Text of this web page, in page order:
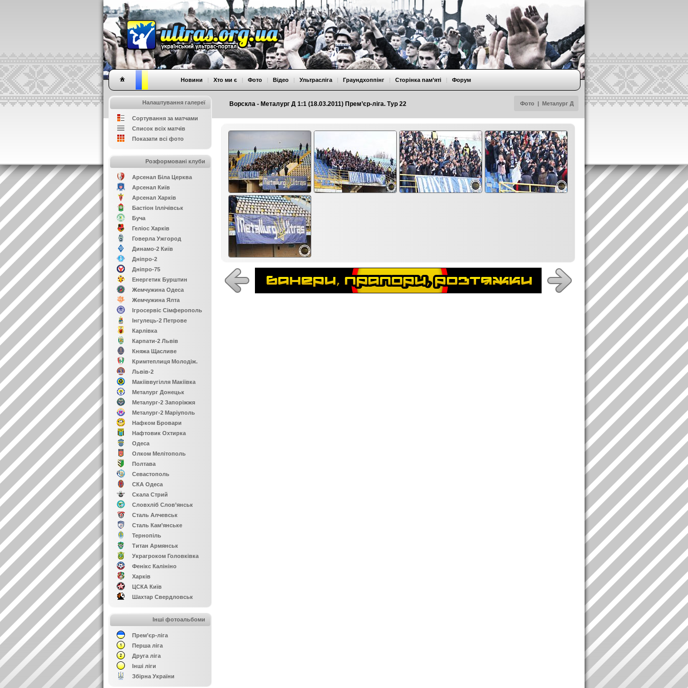
Ворскла - Металург Д 1:1 (18.03.2011) Прем’єр-ліга. Тур 22 Фото | Металург Д
Новини | Хто ми є | Фото | Відео | Ультрасліга | Граундхоппінг | Сторінка пам’яті | Форум
Налаштування галереї
Сортування за матчами
Список всіх матчів
Показати всі фото
Розформовані клуби
Арсенал Біла Церква
Арсенал Київ
Арсенал Харків
Бастіон Іллічівськ
Буча
Геліос Харків
Говерла Ужгород
Динамо-2 Київ
Дніпро-2
Дніпро-75
Енергетик Бурштин
Жемчужина Одеса
Жемчужина Ялта
Ігросервіс Сімферополь
Інгулець-2 Петрове
Карлівка
Карпати-2 Львів
Княжа Щасливе
Кримтеплиця Молодіж.
Львів-2
Макіїввугілля Макіївка
Металург Донецьк
Металург-2 Запоріжжя
Металург-2 Маріуполь
Нафком Бровари
Нафтовик Охтирка
Одеса
Олком Мелітополь
Полтава
Севастополь
СКА Одеса
Скала Стрий
Словхліб Слов’янськ
Сталь Алчевськ
Сталь Кам’янське
Тернопіль
Титан Армянськ
Украгроком Головківка
Фенікс Калініно
Харків
ЦСКА Київ
Шахтар Свердловськ
Інші фотоальбоми
Прем’єр-ліга
Перша ліга
Друга ліга
Інші ліги
Збірна України